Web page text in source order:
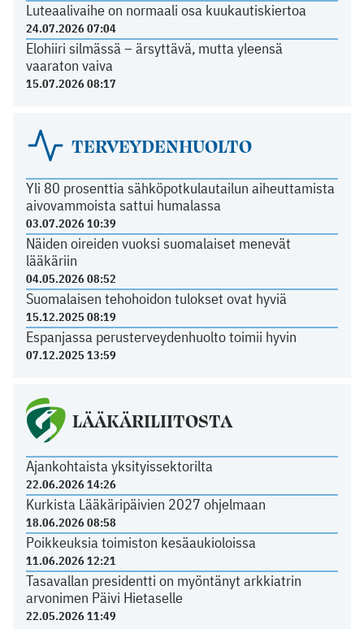
Luteaalivaihe on normaali osa kuukautiskiertoa
24.07.2026 07:04
Elohiiri silmässä – ärsyttävä, mutta yleensä
vaaraton vaiva
15.07.2026 08:17
TERVEYDENHUOLTO
Yli 80 prosenttia sähköpotkulautailun aiheuttamista
aivovammoista sattui humalassa
03.07.2026 10:39
Näiden oireiden vuoksi suomalaiset menevät
lääkäriin
04.05.2026 08:52
Suomalaisen tehohoidon tulokset ovat hyviä
15.12.2025 08:19
Espanjassa perusterveydenhuolto toimii hyvin
07.12.2025 13:59
LÄÄKÄRILIITOSTA
Ajankohtaista yksityissektorilta
22.06.2026 14:26
Kurkista Lääkäripäivien 2027 ohjelmaan
18.06.2026 08:58
Poikkeuksia toimiston kesäaukioloissa
11.06.2026 12:21
Tasavallan presidentti on myöntänyt arkkiatrin
arvonimen Päivi Hietaselle
22.05.2026 11:49